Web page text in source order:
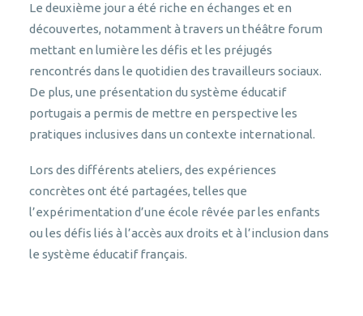
Le deuxième jour a été riche en échanges et en
découvertes, notamment à travers un théâtre forum
mettant en lumière les défis et les préjugés
rencontrés dans le quotidien des travailleurs sociaux.
De plus, une présentation du système éducatif
portugais a permis de mettre en perspective les
pratiques inclusives dans un contexte international.
Lors des différents ateliers, des expériences
concrètes ont été partagées, telles que
l’expérimentation d’une école rêvée par les enfants
ou les défis liés à l’accès aux droits et à l’inclusion dans
le système éducatif français.